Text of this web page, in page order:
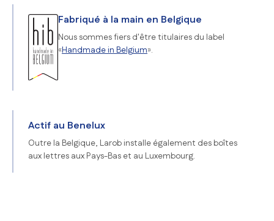
Fabriqué à la main en Belgique
Nous sommes fiers d'être titulaires du label
«Handmade in Belgium».
Actif au Benelux
Outre la Belgique, Larob installe également des boîtes
aux lettres aux Pays-Bas et au Luxembourg.